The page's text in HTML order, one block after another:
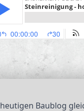
Baublog